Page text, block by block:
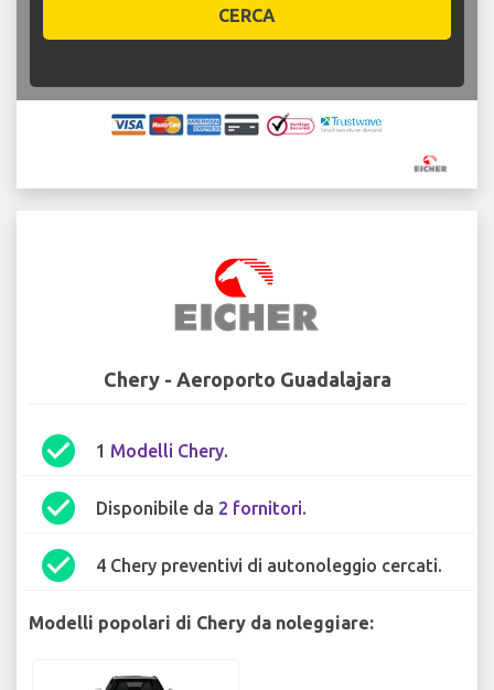
CERCA
Chery - Aeroporto Guadalajara
check_circle 1 Modelli Chery.
check_circle Disponibile da 2 fornitori.
check_circle 4 Chery preventivi di autonoleggio cercati.
Modelli popolari di Chery da noleggiare: